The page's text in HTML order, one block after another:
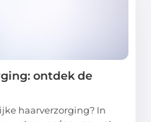
ontdek de
haarverzorging? In